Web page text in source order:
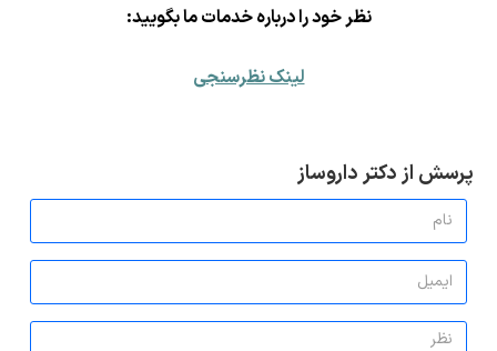
نظر خود را درباره خدمات ما بگویید:
لینک نظرسنجی
پرسش از دکتر داروساز